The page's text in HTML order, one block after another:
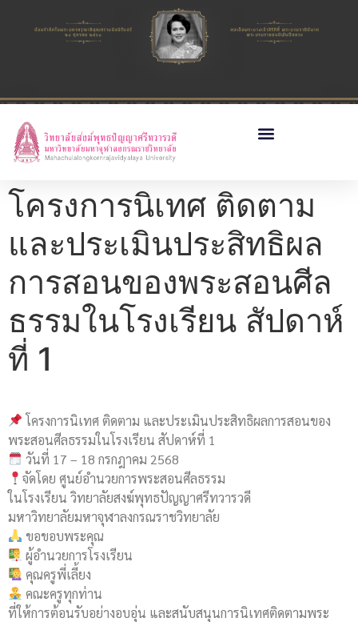
โครงการนิเทศ ติดตาม
และประเมินประสิทธิผล
การสอนของพระสอนศีล
ธรรมในโรงเรียน สัปดาห์
ที่ 1
โครงการนิเทศ ติดตาม และประเมินประสิทธิผลการสอนของ
พระสอนศีลธรรมในโรงเรียน สัปดาห์ที่ 1
วันที่ 17 – 18 กรกฎาคม 2568
จัดโดย ศูนย์อำนวยการพระสอนศีลธรรม
ในโรงเรียน วิทยาลัยสงฆ์พุทธปัญญาศรีทวารวดี
มหาวิทยาลัยมหาจุฬาลงกรณราชวิทยาลัย
ขอขอบพระคุณ
ผู้อำนวยการโรงเรียน
คุณครูพี่เลี้ยง
คณะครูทุกท่าน
ที่ให้การต้อนรับอย่างอบอุ่น และสนับสนุนการนิเทศติดตามพระ